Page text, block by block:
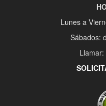
Lunes a
Sábados: